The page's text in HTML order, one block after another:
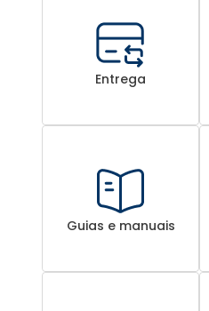
Entrega
Guias e manuais